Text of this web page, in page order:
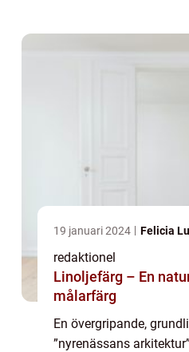
19 januari 2024 Felicia
redaktionel
Linoljefärg – En
målarfärg
En övergripande,
”nyrenässans